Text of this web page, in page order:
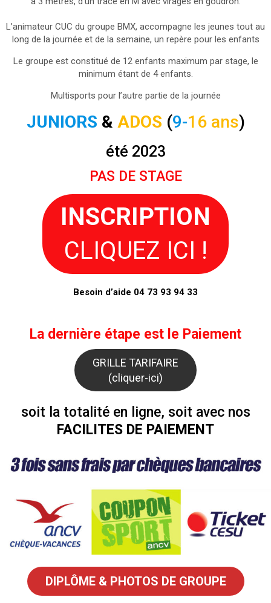
L’animateur CUC du groupe BMX, accompagne les jeunes tout au
long de la journée et de la semaine, un repère pour les enfants
Le groupe est constitué de 12 enfants maximum par stage, le
minimum étant de 4 enfants.
Multisports pour l’autre partie de la journée
JUNIORS & ADOS (9-16 ans)
été 2023
PAS DE STAGE
INSCRIPTION
CLIQUEZ ICI !
Besoin d’aide 04 73 93 94 33
La dernière étape est le Paiement
GRILLE TARIFAIRE
(cliquer-ici)
soit la totalité en ligne, soit avec nos
FACILITES DE PAIEMENT
DIPLÔME & PHOTOS DE GROUPE